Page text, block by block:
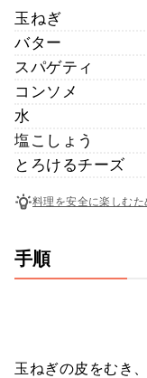
玉ねぎ
バター
スパゲティ
コンソメ
水
塩こしょう
とろけるチーズ
料理を安全に楽しむ
手順
玉ねぎの皮をむき